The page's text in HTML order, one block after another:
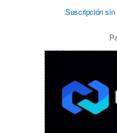
Suscripción sin